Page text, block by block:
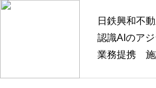
日鉄興和不
認識AIのア
業務提携 施